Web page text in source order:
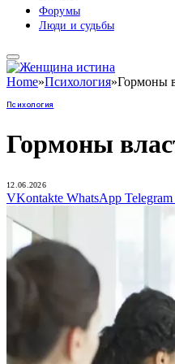
Форумы
Люди и судьбы
Home»Психология»Гормоны
Психология
Гормоны
12.06.2026
VKontakte WhatsApp Telegram